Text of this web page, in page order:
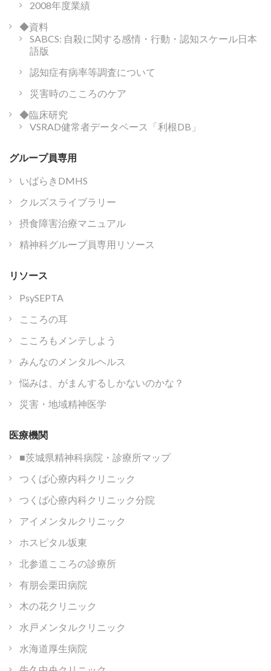
2008年度業績
◆資料
SABCS: 自殺に関する感情・行動・認知スケール日本
語版
認知症有病率等調査について
災害時のこころのケア
◆臨床研究
VSRAD健常者データベース「利根DB」
グループ員専用
いばらきDMHS
クルズスライブラリー
摂食障害治療マニュアル
精神科グループ員専用リソース
リソース
PsySEPTA
こころの耳
こころもメンテしよう
みんなのメンタルヘルス
悩みは、がまんするしかないのかな？
災害・地域精神医学
医療機関
■茨城県精神科病院・診療所マップ
つくば心療内科クリニック
つくば心療内科クリニック分院
アイメンタルクリニック
ホスピタル坂東
北参道こころの診療所
有朋会栗田病院
木の花クリニック
水戸メンタルクリニック
水海道厚生病院